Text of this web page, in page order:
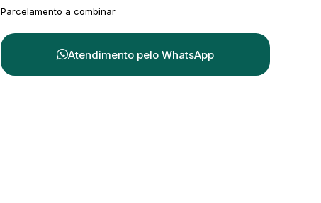
Parcelamento a combinar
Atendimento pelo WhatsApp